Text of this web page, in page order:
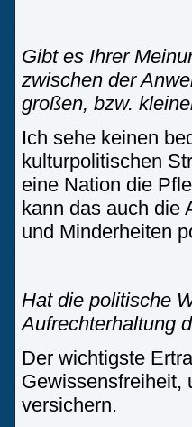
Gibt es Ihrer
zwischen der
großen, bzw.
Ich sehe keinen
kulturpolitischen
eine Nation die
kann das auch die
und Minderheiten
Hat die politische
Aufrechterhaltung
Der wichtigste
Gewissensfreiheit,
versichern.